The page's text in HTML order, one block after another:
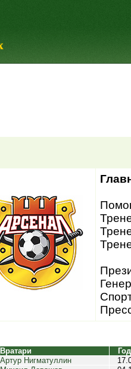
Вратари
Артур Нигматуллин